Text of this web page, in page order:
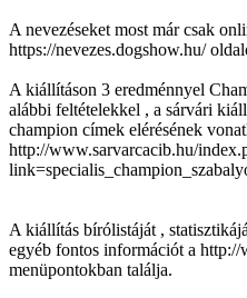
A nevezéseket most már csak
https://nevezes.dogshow.hu/
A kiállításon 3 eredménnyel
alábbi feltételekkel , a sárvári
champion címek elérésének
http://www.sarvarcacib.hu/
A kiállítás bírólistáját ,
egyéb fontos információt a
menüpontokban találja.